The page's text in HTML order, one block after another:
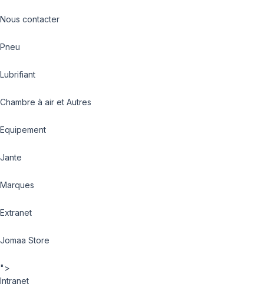
Nous contacter
Pneu
Lubrifiant
Chambre à air et Autres
Equipement
Jante
Marques
Extranet
Jomaa Store
">
Intranet